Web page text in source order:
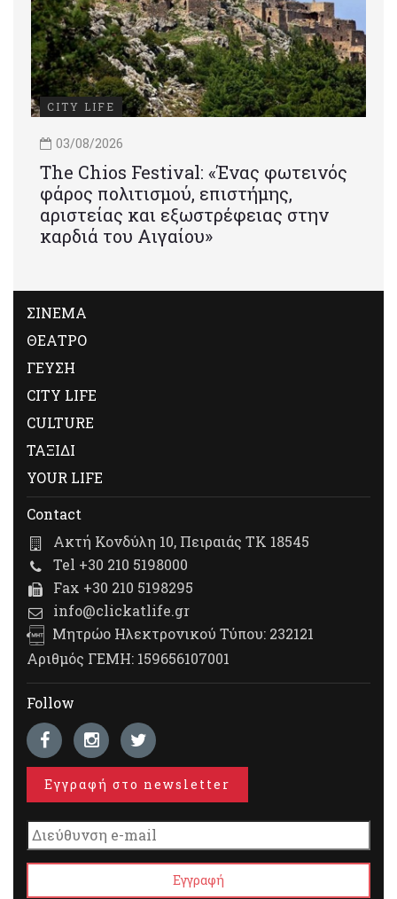
CITY LIFE
03/08/2026
Τhe Chios Festival: «Ένας φωτεινός
φάρος πολιτισμού, επιστήμης,
αριστείας και εξωστρέφειας στην
καρδιά του Αιγαίου»
ΣΙΝΕΜΑ
ΘΕΑΤΡΟ
ΓΕΥΣΗ
CITY LIFE
CULTURE
ΤΑΞΙΔΙ
YOUR LIFE
Contact
Ακτή Κονδύλη 10, Πειραιάς ΤΚ 18545
Tel +30 210 5198000
Fax +30 210 5198295
info@clickatlife.gr
Μητρώο Ηλεκτρονικού Τύπου: 232121
Αριθμός ΓΕΜΗ: 159656107001
Follow
Εγγραφή στο newsletter